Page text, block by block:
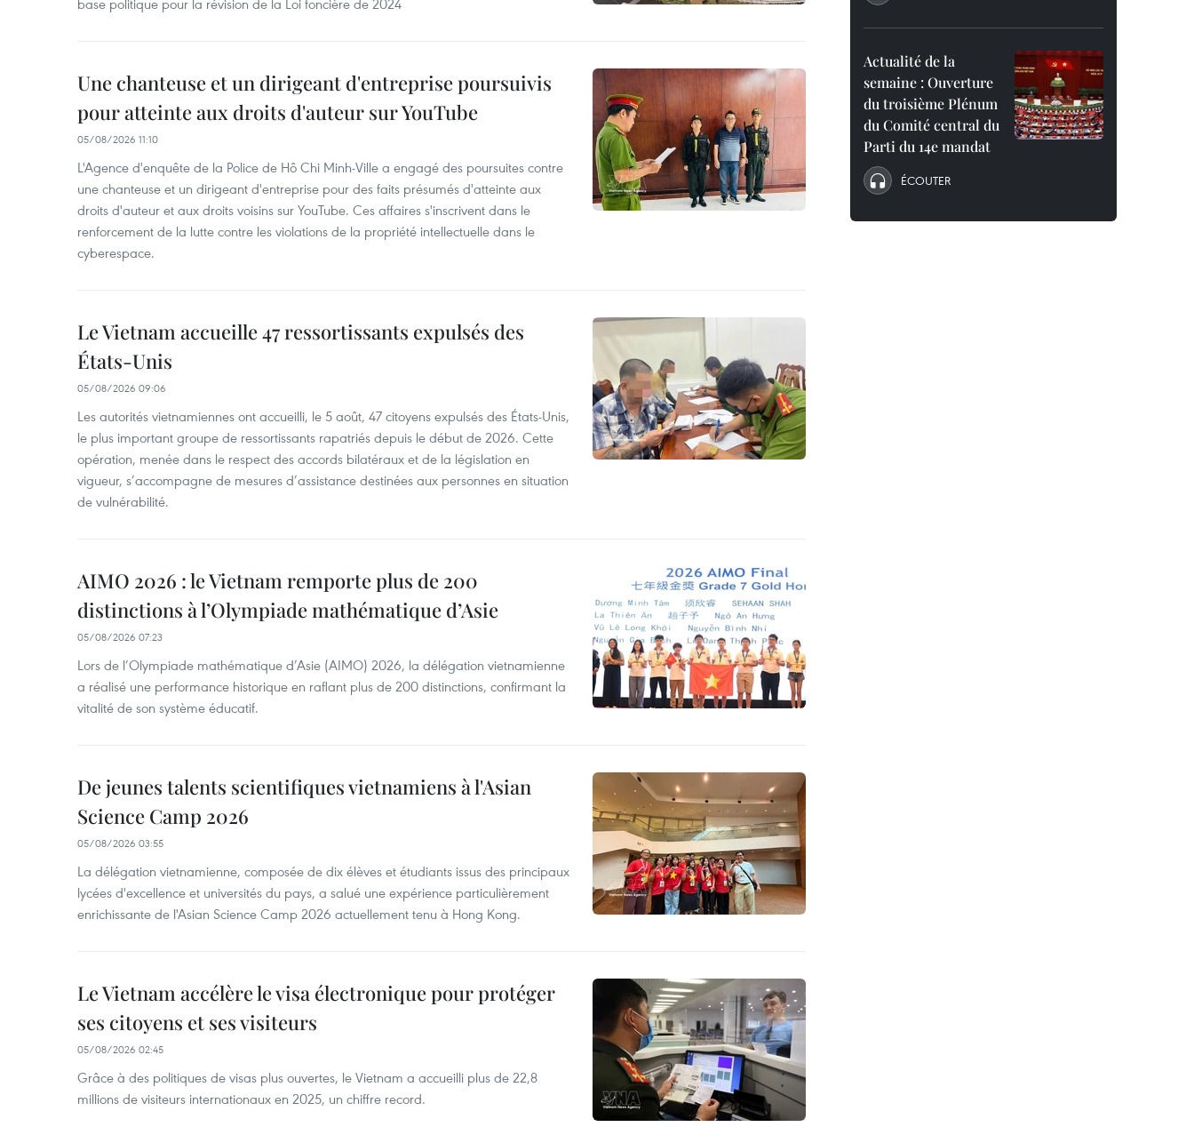
base politique pour la révision de la Loi foncière de 2024
Une chanteuse et un dirigeant d'entreprise poursuivis
pour atteinte aux droits d'auteur sur YouTube
05/08/2026 11:10
L'Agence d'enquête de la Police de Hô Chi Minh-Ville a engagé des poursuites contre
une chanteuse et un dirigeant d'entreprise pour des faits présumés d'atteinte aux
droits d'auteur et aux droits voisins sur YouTube. Ces affaires s'inscrivent dans le
renforcement de la lutte contre les violations de la propriété intellectuelle dans le
cyberespace.
Le Vietnam accueille 47 ressortissants expulsés des
États-Unis
05/08/2026 09:06
Les autorités vietnamiennes ont accueilli, le 5 août, 47 citoyens expulsés des États-Unis,
le plus important groupe de ressortissants rapatriés depuis le début de 2026. Cette
opération, menée dans le respect des accords bilatéraux et de la législation en
vigueur, s’accompagne de mesures d’assistance destinées aux personnes en situation
de vulnérabilité.
AIMO 2026 : le Vietnam remporte plus de 200
distinctions à l’Olympiade mathématique d’Asie
05/08/2026 07:23
Lors de l’Olympiade mathématique d’Asie (AIMO) 2026, la délégation vietnamienne
a réalisé une performance historique en raflant plus de 200 distinctions, confirmant la
vitalité de son système éducatif.
De jeunes talents scientifiques vietnamiens à l'Asian
Science Camp 2026
05/08/2026 03:55
La délégation vietnamienne, composée de dix élèves et étudiants issus des principaux
lycées d'excellence et universités du pays, a salué une expérience particulièrement
enrichissante de l'Asian Science Camp 2026 actuellement tenu à Hong Kong.
Le Vietnam accélère le visa électronique pour protéger
ses citoyens et ses visiteurs
05/08/2026 02:45
Grâce à des politiques de visas plus ouvertes, le Vietnam a accueilli plus de 22,8
millions de visiteurs internationaux en 2025, un chiffre record.
Actualité de la
semaine : Ouverture
du troisième Plénum
du Comité central du
Parti du 14e mandat
ÉCOUTER